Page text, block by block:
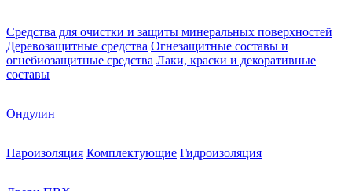
Средства для очистки и защиты минеральных поверхностей
Деревозащитные средства Огнезащитные составы и
огнебиозащитные средства Лаки, краски и декоративные
составы
Ондулин
Пароизоляция Комплектующие Гидроизоляция